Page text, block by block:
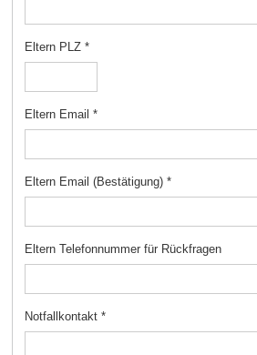
Eltern PLZ *
Eltern Email *
Eltern Email (Bestätigung) *
Eltern Telefonnummer für Rückfragen
Notfallkontakt *